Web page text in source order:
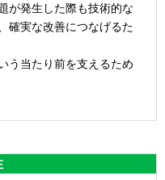
が発生した際も技術的な
確実な改善につなげるた
う当たり前を支えるため